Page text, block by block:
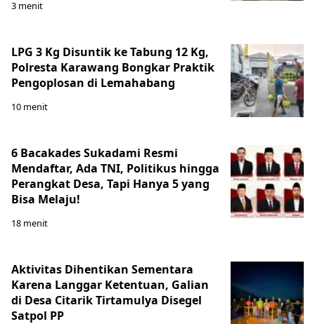
3 menit
LPG 3 Kg Disuntik ke Tabung 12 Kg,
Polresta Karawang Bongkar Praktik
Pengoplosan di Lemahabang
10 menit
6 Bacakades Sukadami Resmi
Mendaftar, Ada TNI, Politikus hingga
Perangkat Desa, Tapi Hanya 5 yang
Bisa Melaju!
18 menit
Aktivitas Dihentikan Sementara
Karena Langgar Ketentuan, Galian
di Desa Citarik Tirtamulya Disegel
Satpol PP